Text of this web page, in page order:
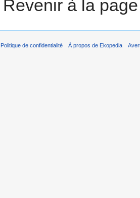
Revenir à la
Politique de confidentialité À propos de Ekopedia